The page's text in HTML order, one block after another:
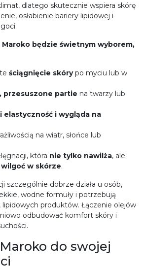
dlatego skutecznie wspiera skórę
osłabienie bariery lipidowej i
będzie świetnym wyborem,
ściągnięcie skórypo myciu lub w
przesuszone partie na twarzy lub
elastyczność i wygląda na
na wiatr, słońce lub
która nie tylko nawilża, ale
w skórze.
szczególnie dobrze działa u osób,
wodne formuły i potrzebują
lipidowych produktów. Łączenie olejów
odbudować komfort skóry i
do swojej